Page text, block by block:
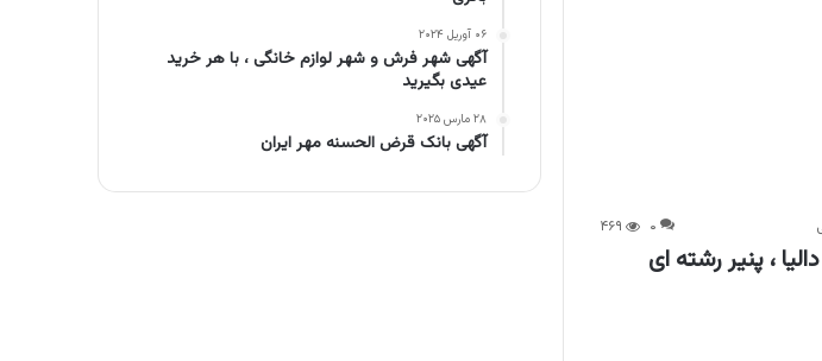
۰ ۴۶۹
، پنیر رشته ای
۰۶ آوریل ۲۰۲۴
آگهی شهر فرش و شهر لوازم خانگی ، با هر خرید
عیدی بگیرید
۲۸ مارس ۲۰۲۵
آگهی بانک قرض الحسنه مهر ایران